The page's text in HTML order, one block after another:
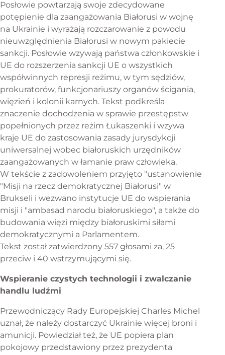
Posłowie powtarzają swoje zdecydowane
potępienie dla zaangażowania Białorusi w wojnę
na Ukrainie i wyrażają rozczarowanie z powodu
nieuwzględnienia Białorusi w nowym pakiecie
sankcji. Posłowie wzywają państwa członkowskie i
UE do rozszerzenia sankcji UE o wszystkich
współwinnych represji reżimu, w tym sędziów,
prokuratorów, funkcjonariuszy organów ścigania,
więzień i kolonii karnych. Tekst podkreśla
znaczenie dochodzenia w sprawie przestępstw
popełnionych przez reżim Łukaszenki i wzywa
kraje UE do zastosowania zasady jurysdykcji
uniwersalnej wobec białoruskich urzędników
zaangażowanych w łamanie praw człowieka.
W tekście z zadowoleniem przyjęto "ustanowienie
"Misji na rzecz demokratycznej Białorusi" w
Brukseli i wezwano instytucje UE do wspierania
misji i "ambasad narodu białoruskiego", a także do
budowania więzi między białoruskimi siłami
demokratycznymi a Parlamentem.
Tekst został zatwierdzony 557 głosami za, 25
przeciw i 40 wstrzymującymi się.
Wspieranie czystych technologii i zwalczanie
handlu ludźmi
Przewodniczący Rady Europejskiej Charles Michel
uznał, że należy dostarczyć Ukrainie więcej broni i
amunicji. Powiedział też, że UE popiera plan
pokojowy przedstawiony przez prezydenta